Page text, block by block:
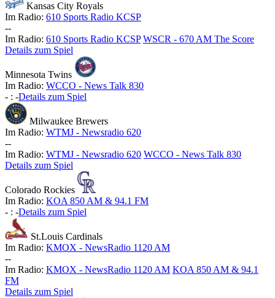
Kansas City Royals
Im Radio: 610 Sports Radio KCSP
--
Im Radio: 610 Sports Radio KCSP WSCR - 670 AM The Score
Details zum Spiel
Minnesota Twins
Im Radio: WCCO - News Talk 830
- : -Details zum Spiel
Milwaukee Brewers
Im Radio: WTMJ - Newsradio 620
--
Im Radio: WTMJ - Newsradio 620 WCCO - News Talk 830
Details zum Spiel
Colorado Rockies
Im Radio: KOA 850 AM & 94.1 FM
- : -Details zum Spiel
St.Louis Cardinals
Im Radio: KMOX - NewsRadio 1120 AM
--
Im Radio: KMOX - NewsRadio 1120 AM KOA 850 AM & 94.1
FM
Details zum Spiel